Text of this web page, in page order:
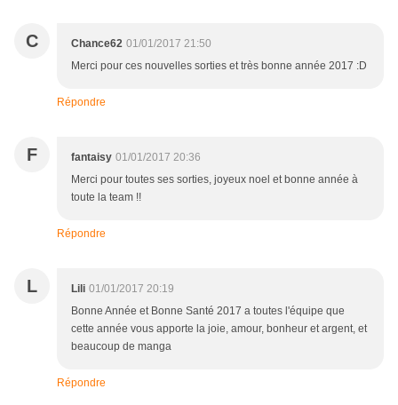
C Chance62 01/01/2017 21:50
Merci pour ces nouvelles sorties et très bonne année 2017 :D
Répondre
F fantaisy 01/01/2017 20:36
Merci pour toutes ses sorties, joyeux noel et bonne année à
toute la team !!
Répondre
L Lili 01/01/2017 20:19
Bonne Année et Bonne Santé 2017 a toutes l'équipe que
cette année vous apporte la joie, amour, bonheur et argent, et
beaucoup de manga
Répondre